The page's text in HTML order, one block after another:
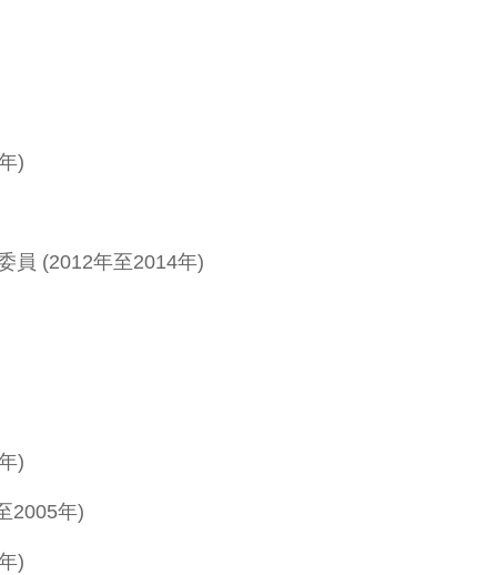
)
員 (2012年至2014年)
)
2005年)
)